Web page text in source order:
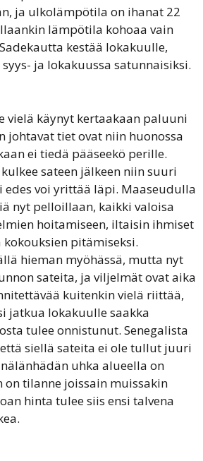
ja ulkolämpötila on ihanat 22
lämpötila kohoaa vain
kestää lokakuulle,
ja lokakuussa satunnaisiksi.
vielä käynyt kertaakaan paluuni
johtavat tiet ovat niin huonossa
ei tiedä pääseekö perille.
sateen jälkeen niin suuri
edes voi yrittää läpi. Maaseudulla
nyt pelloillaan, kaikki valoisa
hoitamiseen, iltaisin ihmiset
pitämiseksi.
hieman myöhässä, mutta nyt
sateita, ja viljelmät ovat aika
kuitenkin vielä riittää,
jatkua lokakuulle saakka
tulee onnistunut. Senegalista
siellä sateita ei ole tullut juuri
uhka alueella on
on tilanne joissain muissakin
hinta tulee siis ensi talvena